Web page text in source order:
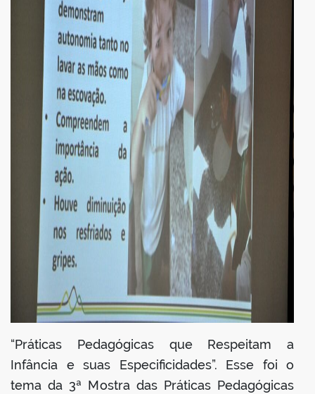
“Práticas Pedagógicas que Respeitam a
Infância e suas Especificidades”. Esse foi o
tema da 3ª Mostra das Práticas Pedagógicas